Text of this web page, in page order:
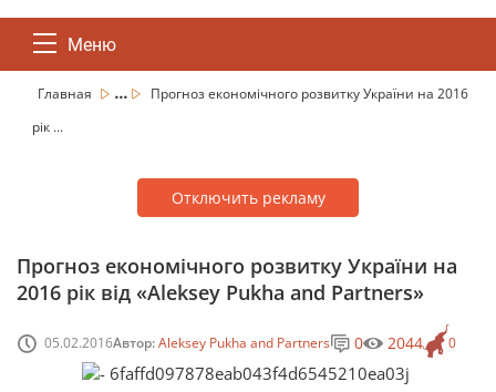
Меню
Главная ...
Прогноз економічного розвитку України на 2016
рік ...
Отключить рекламу
Прогноз економічного розвитку України на
2016 рік від «Aleksey Pukha and Partners»
05.02.2016Автор:Aleksey Pukha and Partners 0
0 2044